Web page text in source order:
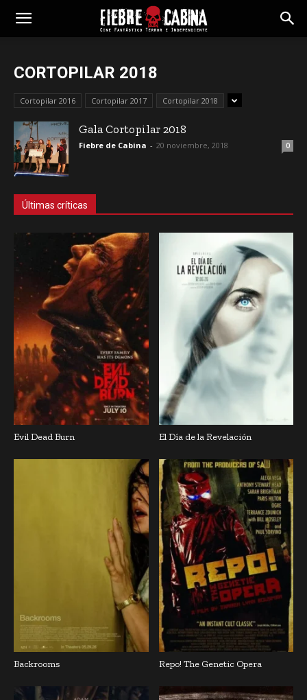
CORTOPILAR 2018
Cortopilar 2016 Cortopilar 2017 Cortopilar 2018
Gala Cortopilar 2018
Fiebre de Cabina - 20 noviembre, 2018 0
Últimas críticas
Evil Dead Burn El Día de la Revelación
Backrooms Repo! The Genetic Opera